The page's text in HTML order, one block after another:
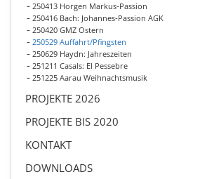
250413 Horgen Markus-Passion
250416 Bach: Johannes-Passion AGK
250420 GMZ Ostern
250529 Auffahrt/Pfingsten
250629 Haydn: Jahreszeiten
251211 Casals: El Pessebre
251225 Aarau Weihnachtsmusik
PROJEKTE 2026
PROJEKTE BIS 2020
KONTAKT
DOWNLOADS